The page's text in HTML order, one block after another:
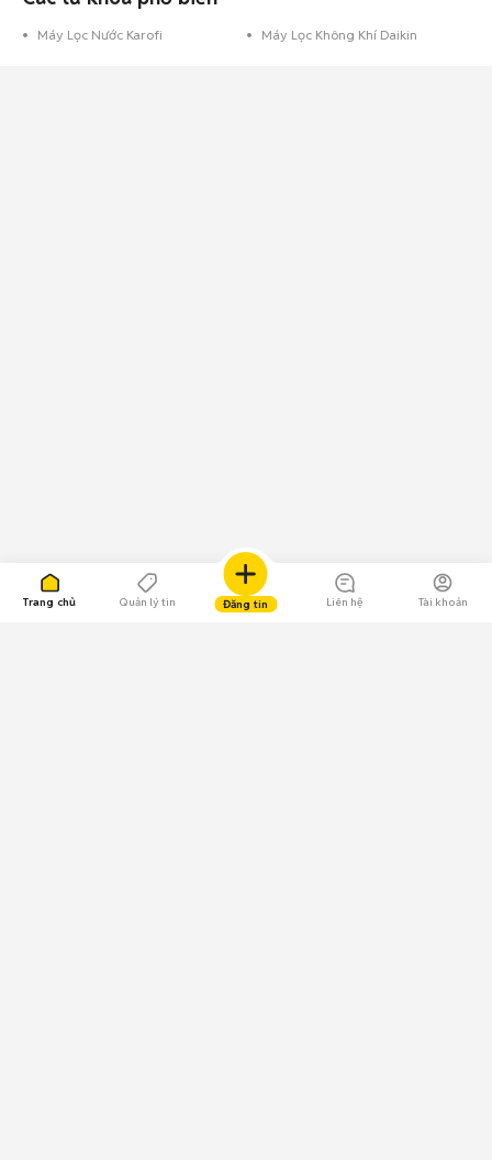
Trang chủ Quản lý tin Đăng tin Liên hệ Tài khoản
Máy Lọc Nước Karofi Máy Lọc Không Khí Daikin